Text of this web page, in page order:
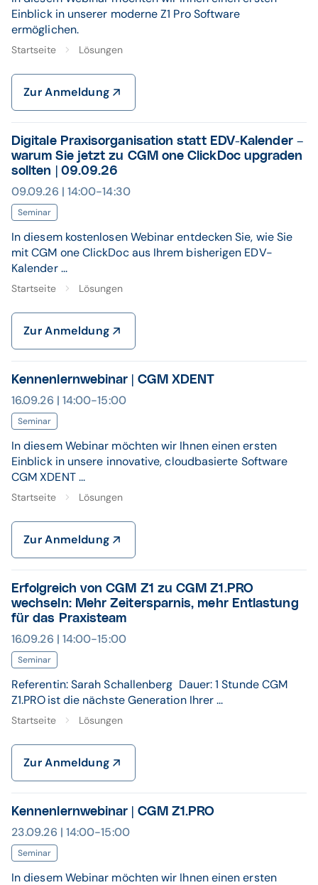
Einblick in unserer moderne Z1 Pro Software
ermöglichen.
Startseite Lösungen
Zur Anmeldung
Digitale Praxisorganisation statt EDV-Kalender –
warum Sie jetzt zu CGM one ClickDoc upgraden
sollten | 09.09.26
09.09.26 | 14:00-14:30
Seminar
In diesem kostenlosen Webinar entdecken Sie, wie Sie
mit CGM one ClickDoc aus Ihrem bisherigen EDV-
Kalender ...
Startseite Lösungen
Zur Anmeldung
Kennenlernwebinar | CGM XDENT
16.09.26 | 14:00-15:00
Seminar
In diesem Webinar möchten wir Ihnen einen ersten
Einblick in unsere innovative, cloudbasierte Software
CGM XDENT ...
Startseite Lösungen
Zur Anmeldung
Erfolgreich von CGM Z1 zu CGM Z1.PRO
wechseln: Mehr Zeitersparnis, mehr Entlastung
für das Praxisteam
16.09.26 | 14:00-15:00
Seminar
Referentin: Sarah Schallenberg Dauer: 1 Stunde CGM
Z1.PRO ist die nächste Generation Ihrer ...
Startseite Lösungen
Zur Anmeldung
Kennenlernwebinar | CGM Z1.PRO
23.09.26 | 14:00-15:00
Seminar
In diesem Webinar möchten wir Ihnen einen ersten